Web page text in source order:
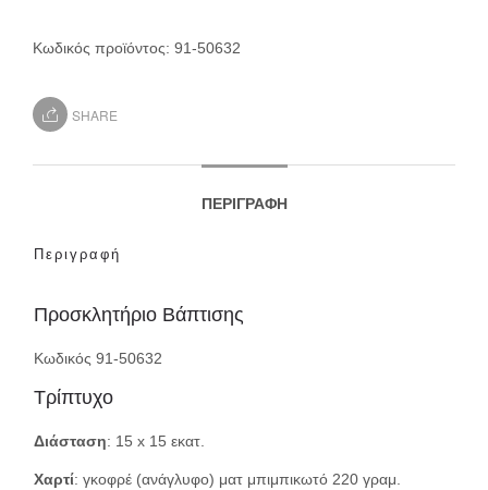
Κωδικός προϊόντος: 91-50632
SHARE
ΠΕΡΙΓΡΑΦΉ
Περιγραφή
Προσκλητήριο Βάπτισης
Κωδικός 91-50632
Τρίπτυχο
Διάσταση: 15 x 15 εκατ.
Χαρτί: γκοφρέ (ανάγλυφο) ματ μπιμπικωτό 220 γραμ.